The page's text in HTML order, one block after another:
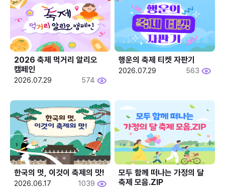
2026 축제 먹거리 알리오
캠페인
2026.07.29 574
행운의 축제 티켓 자판기
2026.07.29 563
한국의 멋, 이것이 축제의 맛!
2026.06.17 1039
모두 함께 떠나는 가정의 달
축제 모음.ZIP